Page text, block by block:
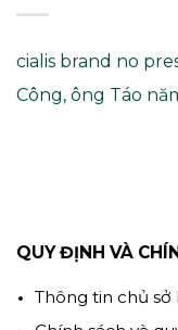
cialis brand no
Công, ông Táo
QUY ĐỊNH VÀ
Thông tin chủ sở